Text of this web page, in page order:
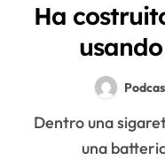
Ha
che apre
Dentro una sigaretta elettronica usa e getta c’è
una